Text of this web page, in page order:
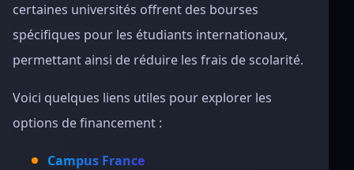
certaines universités offrent des bourses
spécifiques pour les étudiants internationaux,
permettant ainsi de réduire les frais de scolarité.
Voici quelques liens utiles pour explorer les
options de financement :
Campus France